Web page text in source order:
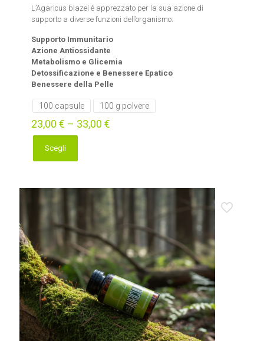
L’Agaricus blazei è apprezzato per la sua azione di
supporto a diverse funzioni dell’organismo:
Supporto Immunitario
Azione Antiossidante
Metabolismo e Glicemia
Detossificazione e Benessere Epatico
Benessere della Pelle
100 capsule 100 g polvere
23,00 € – 33,00 €
Scegli
Questo
prodotto
più
varianti.
possono
essere
scelte
nella
pagina
del
prodotto